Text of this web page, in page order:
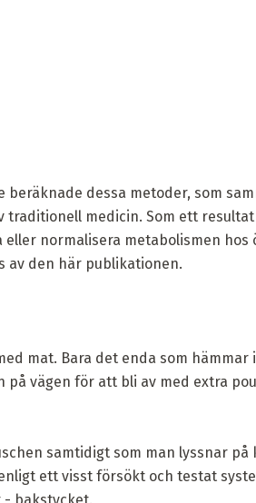
beräknade dessa metoder, som
medicin. Som ett resultat
normalisera metabolismen hos
av den här publikationen.
mat. Bara det enda som hämmar
vägen för att bli av med extra
samtidigt som man lyssnar på
ett visst försökt och testat